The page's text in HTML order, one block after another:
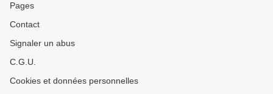
Pages
Contact
Signaler un abus
C.G.U.
Cookies et données personnelles